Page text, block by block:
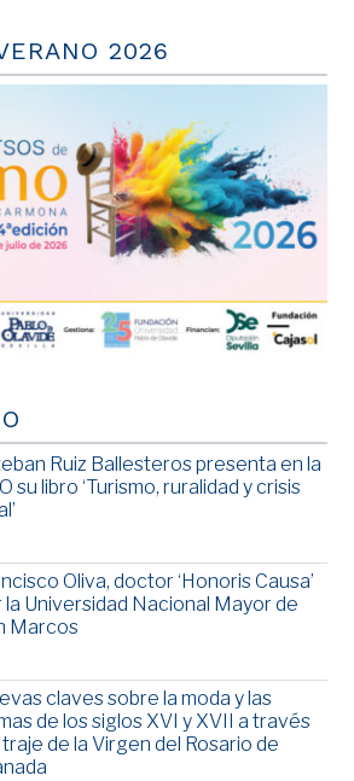
2026
Ruiz Ballesteros presenta en la
su libro ‘Turismo, ruralidad y crisis
Oliva, doctor ‘Honoris Causa’
la Universidad Nacional Mayor de
Marcos
claves sobre la moda y las
de los siglos XVI y XVII a través
de la Virgen del Rosario de